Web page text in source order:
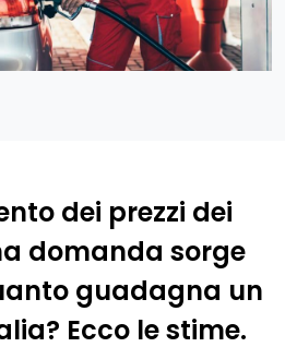
dei prezzi dei
domanda sorge
guadagna un
Ecco le stime.